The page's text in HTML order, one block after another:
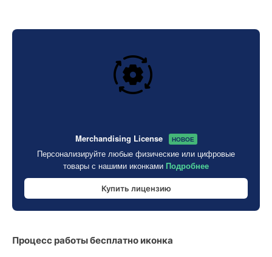
Merchandising License НОВОЕ
Персонализируйте любые физические или цифровые
товары с нашими иконками Подробнее
Купить лицензию
Процесс работы бесплатно иконка